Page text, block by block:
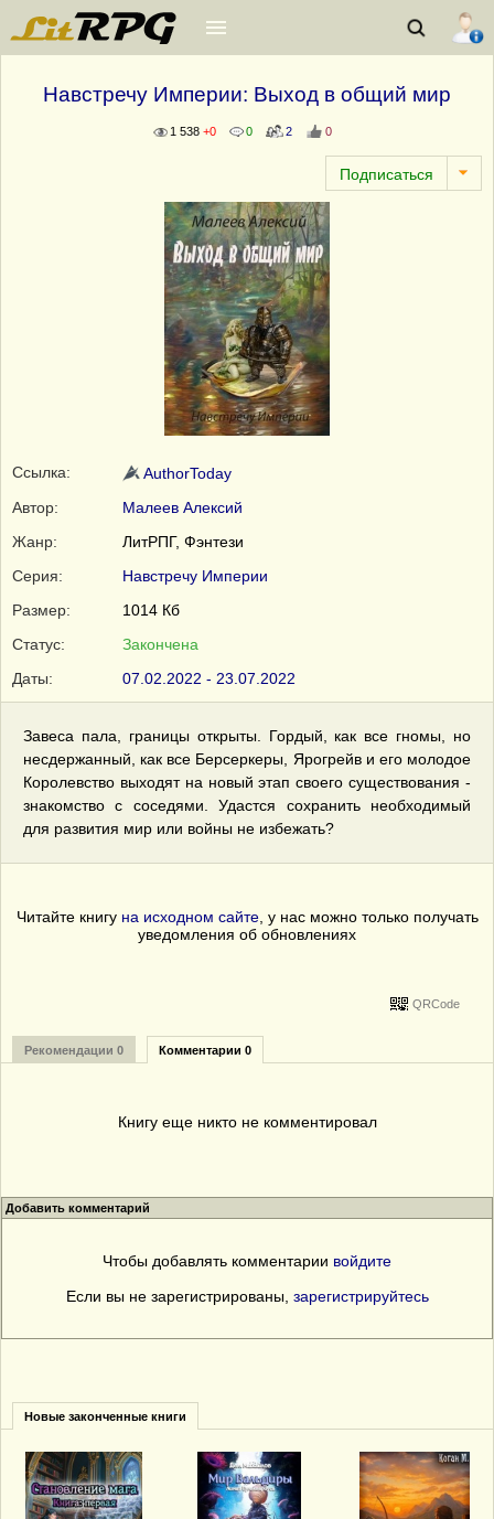
Навстречу Империи: Выход в общий мир
1 538 +0 0 2 0
Ссылка:
AuthorToday
Автор:
Малеев Алексий
Жанр:
ЛитРПГ, Фэнтези
Серия:
Навстречу Империи
Размер:
1014 Кб
Статус:
Закончена
Даты:
07.02.2022 - 23.07.2022
Завеса пала, границы открыты. Гордый, как все гномы, но
несдержанный, как все Берсеркеры, Ярогрейв и его молодое
Королевство выходят на новый этап своего существования -
знакомство с соседями. Удастся сохранить необходимый
для развития мир или войны не избежать?
Читайте книгу на исходном сайте, у нас можно только получать
уведомления об обновлениях
QRCode
Рекомендации 0 Комментарии 0
Книгу еще никто не комментировал
Добавить комментарий
Чтобы добавлять комментарии войдите
Если вы не зарегистрированы, зарегистрируйтесь
Новые законченные книги